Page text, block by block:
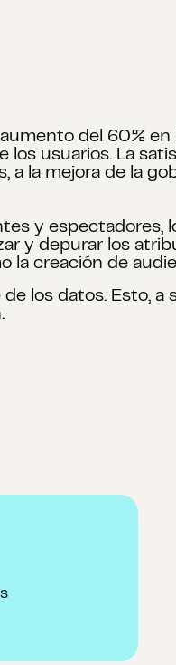
del 60% en
usuarios. La
la mejora de la
y espectadores,
y depurar los
la creación de
los datos. Esto, a